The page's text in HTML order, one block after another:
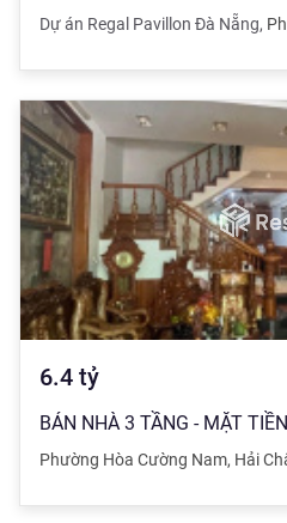
Dự án Regal Pavillon Đà Nẵng,
6.4 tỷ
Phường Hòa Cường Nam, Hải